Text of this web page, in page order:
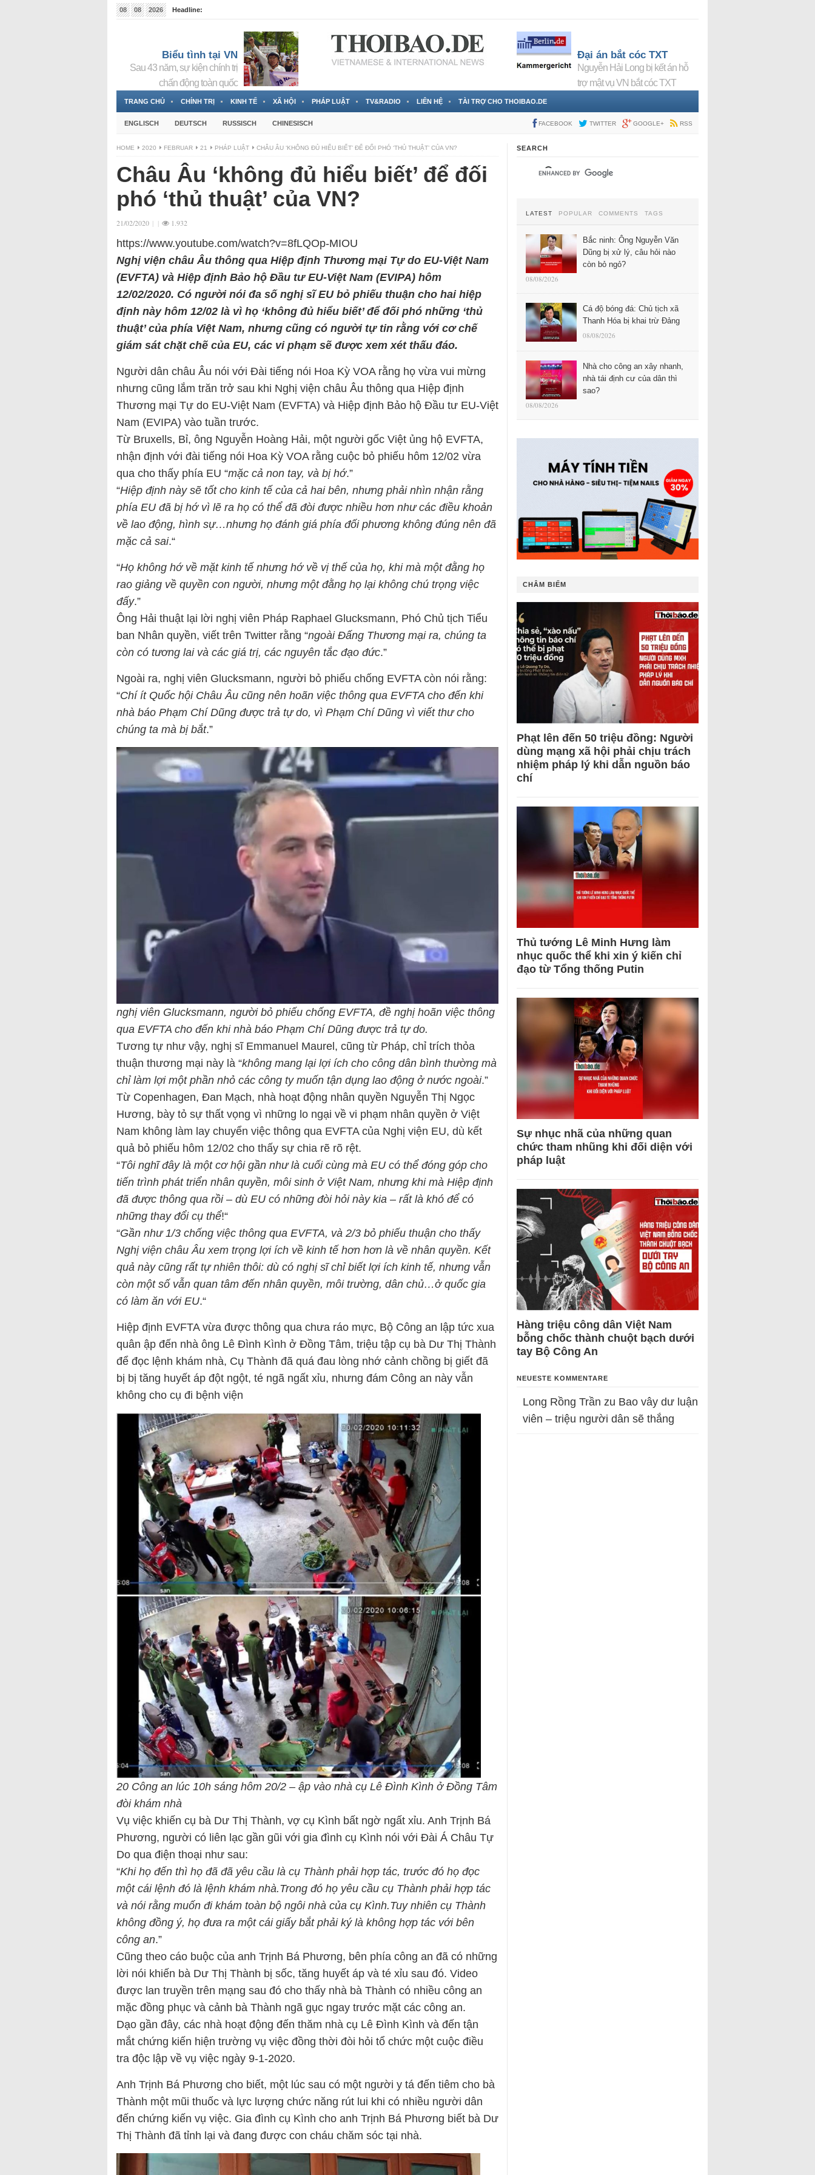
08 08 2026
Headline:
Biểu tình tại VN
Sau 43 năm, sự kiện chính trị
chấn động toàn quốc
Đại án bắt cóc TXT
Nguyễn Hải Long bị kết án hỗ
trợ mật vụ VN bắt cóc TXT
TRANG CHỦ CHÍNH TRỊ KINH TẾ XÃ HỘI PHÁP LUẬT TV&RADIO LIÊN HỆ TÀI TRỢ CHO THOIBAO.DE
ENGLISCH DEUTSCH RUSSISCH CHINESISCH FACEBOOK TWITTER GOOGLE+ RSS
HOME 2020 FEBRUAR 21 PHÁP LUẬT CHÂU ÂU ‘KHÔNG ĐỦ HIỂU BIẾT’ ĐỂ ĐỐI PHÓ ‘THỦ THUẬT’ CỦA VN?
Châu Âu ‘không đủ hiểu biết’ để đối
phó ‘thủ thuật’ của VN?
21/02/2020 | | 1.932
https://www.youtube.com/watch?v=8fLQOp-MIOU
Nghị viện châu Âu thông qua Hiệp định Thương mại Tự do EU-Việt Nam
(EVFTA) và Hiệp định Bảo hộ Đầu tư EU-Việt Nam (EVIPA) hôm
12/02/2020. Có người nói đa số nghị sĩ EU bỏ phiếu thuận cho hai hiệp
định này hôm 12/02 là vì họ ‘không đủ hiểu biết’ để đối phó những ‘thủ
thuật’ của phía Việt Nam, nhưng cũng có người tự tin rằng với cơ chế
giám sát chặt chẽ của EU, các vi phạm sẽ được xem xét thấu đáo.
Người dân châu Âu nói với Đài tiếng nói Hoa Kỳ VOA rằng họ vừa vui mừng
nhưng cũng lắm trăn trở sau khi Nghị viện châu Âu thông qua Hiệp định
Thương mại Tự do EU-Việt Nam (EVFTA) và Hiệp định Bảo hộ Đầu tư EU-Việt
Nam (EVIPA) vào tuần trước.
Từ Bruxells, Bỉ, ông Nguyễn Hoàng Hải, một người gốc Việt ủng hộ EVFTA,
nhận định với đài tiếng nói Hoa Kỳ VOA rằng cuộc bỏ phiếu hôm 12/02 vừa
qua cho thấy phía EU “mặc cả non tay, và bị hớ.”
“Hiệp định này sẽ tốt cho kinh tế của cả hai bên, nhưng phải nhìn nhận rằng
phía EU đã bị hớ vì lẽ ra họ có thể đã đòi được nhiều hơn như các điều khoản
về lao động, hình sự…nhưng họ đánh giá phía đối phương không đúng nên đã
mặc cả sai.“
“Họ không hớ về mặt kinh tế nhưng hớ về vị thế của họ, khi mà một đằng họ
rao giảng về quyền con người, nhưng một đằng họ lại không chú trọng việc
đấy.”
Ông Hải thuật lại lời nghị viên Pháp Raphael Glucksmann, Phó Chủ tịch Tiểu
ban Nhân quyền, viết trên Twitter rằng “ngoài Đấng Thương mại ra, chúng ta
còn có tương lai và các giá trị, các nguyên tắc đạo đức.”
Ngoài ra, nghị viên Glucksmann, người bỏ phiếu chống EVFTA còn nói rằng:
“Chí ít Quốc hội Châu Âu cũng nên hoãn việc thông qua EVFTA cho đến khi
nhà báo Phạm Chí Dũng được trả tự do, vì Phạm Chí Dũng vì viết thư cho
chúng ta mà bị bắt.”
nghị viên Glucksmann, người bỏ phiếu chống EVFTA, đề nghị hoãn việc thông
qua EVFTA cho đến khi nhà báo Phạm Chí Dũng được trả tự do.
Tương tự như vậy, nghị sĩ Emmanuel Maurel, cũng từ Pháp, chỉ trích thỏa
thuận thương mại này là “không mang lại lợi ích cho công dân bình thường mà
chỉ làm lợi một phần nhỏ các công ty muốn tận dụng lao động ở nước ngoài.”
Từ Copenhagen, Đan Mạch, nhà hoạt động nhân quyền Nguyễn Thị Ngọc
Hương, bày tỏ sự thất vọng vì những lo ngại về vi phạm nhân quyền ở Việt
Nam không làm lay chuyển việc thông qua EVFTA của Nghị viện EU, dù kết
quả bỏ phiếu hôm 12/02 cho thấy sự chia rẽ rõ rệt.
“Tôi nghĩ đây là một cơ hội gần như là cuối cùng mà EU có thể đóng góp cho
tiến trình phát triển nhân quyền, môi sinh ở Việt Nam, nhưng khi mà Hiệp định
đã được thông qua rồi – dù EU có những đòi hỏi này kia – rất là khó để có
những thay đổi cụ thể!“
“Gần như 1/3 chống việc thông qua EVFTA, và 2/3 bỏ phiếu thuận cho thấy
Nghị viện châu Âu xem trọng lợi ích về kinh tế hơn hơn là về nhân quyền. Kết
quả này cũng rất tự nhiên thôi: dù có nghị sĩ chỉ biết lợi ích kinh tế, nhưng vẫn
còn một số vẫn quan tâm đến nhân quyền, môi trường, dân chủ…ở quốc gia
có làm ăn với EU.“
Hiệp định EVFTA vừa được thông qua chưa ráo mực, Bộ Công an lập tức xua
quân ập đến nhà ông Lê Đình Kình ở Đồng Tâm, triệu tập cụ bà Dư Thị Thành
để đọc lệnh khám nhà, Cụ Thành đã quá đau lòng nhớ cảnh chồng bị giết đã
bị bị tăng huyết áp đột ngột, té ngã ngất xỉu, nhưng đám Công an này vẫn
không cho cụ đi bệnh viện
20 Công an lúc 10h sáng hôm 20/2 – ập vào nhà cụ Lê Đình Kình ở Đồng Tâm
đòi khám nhà
Vụ việc khiến cụ bà Dư Thị Thành, vợ cụ Kình bất ngờ ngất xỉu. Anh Trịnh Bá
Phương, người có liên lạc gần gũi với gia đình cụ Kình nói với Đài Á Châu Tự
Do qua điện thoại như sau:
“Khi họ đến thì họ đã đã yêu cầu là cụ Thành phải hợp tác, trước đó họ đọc
một cái lệnh đó là lệnh khám nhà.Trong đó họ yêu cầu cụ Thành phải hợp tác
và nói rằng muốn đi khám toàn bộ ngôi nhà của cụ Kình.Tuy nhiên cụ Thành
không đồng ý, họ đưa ra một cái giấy bắt phải ký là không hợp tác với bên
công an.”
Cũng theo cáo buộc của anh Trịnh Bá Phương, bên phía công an đã có những
lời nói khiến bà Dư Thị Thành bị sốc, tăng huyết áp và té xỉu sau đó. Video
được lan truyền trên mạng sau đó cho thấy nhà bà Thành có nhiều công an
mặc đồng phục và cảnh bà Thành ngã gục ngay trước mặt các công an.
Dạo gần đây, các nhà hoạt động đến thăm nhà cụ Lê Đình Kình và đến tận
mắt chứng kiến hiện trường vụ việc đồng thời đòi hỏi tổ chức một cuộc điều
tra độc lập về vụ việc ngày 9-1-2020.
Anh Trịnh Bá Phương cho biết, một lúc sau có một người y tá đến tiêm cho bà
Thành một mũi thuốc và lực lượng chức năng rút lui khi có nhiều người dân
đến chứng kiến vụ việc. Gia đình cụ Kình cho anh Trịnh Bá Phương biết bà Dư
Thị Thành đã tỉnh lại và đang được con cháu chăm sóc tại nhà.
SEARCH
LATEST POPULAR COMMENTS TAGS
Bắc ninh: Ông Nguyễn Văn
Dũng bị xử lý, câu hỏi nào
còn bỏ ngỏ?
08/08/2026
Cá độ bóng đá: Chủ tịch xã
Thanh Hóa bị khai trừ Đảng
08/08/2026
Nhà cho công an xây nhanh,
nhà tái định cư của dân thì
sao?
08/08/2026
CHÂM BIẾM
Phạt lên đến 50 triệu đồng: Người
dùng mạng xã hội phải chịu trách
nhiệm pháp lý khi dẫn nguồn báo
chí
Thủ tướng Lê Minh Hưng làm
nhục quốc thể khi xin ý kiến chỉ
đạo từ Tổng thống Putin
Sự nhục nhã của những quan
chức tham nhũng khi đối diện với
pháp luật
Hàng triệu công dân Việt Nam
bỗng chốc thành chuột bạch dưới
tay Bộ Công An
NEUESTE KOMMENTARE
Long Rồng Trần zu Bao vây dư luận
viên – triệu người dân sẽ thắng